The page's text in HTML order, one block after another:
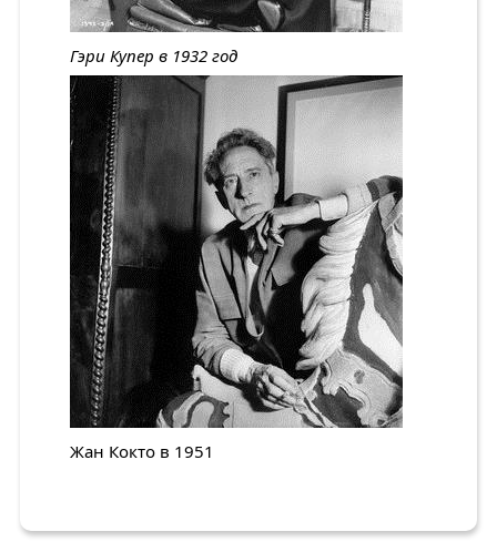
Гэри Купер в 1932 год
Жан Кокто в 1951